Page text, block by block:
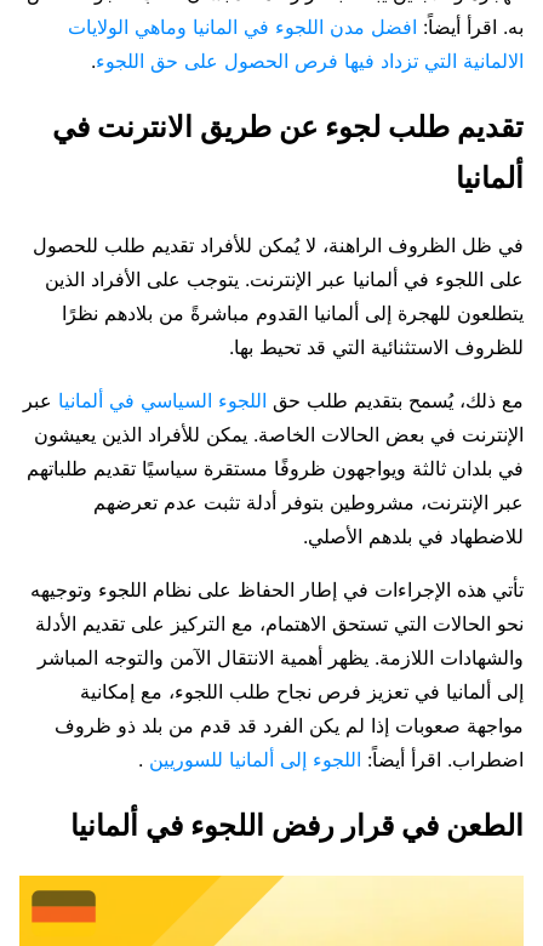
به. اقرأ أيضاً: افضل مدن اللجوء في المانيا وماهي الولايات
الالمانية التي تزداد فيها فرص الحصول على حق اللجوء.
تقديم طلب لجوء عن طريق الانترنت في
ألمانيا
في ظل الظروف الراهنة، لا يُمكن للأفراد تقديم طلب للحصول
على اللجوء في ألمانيا عبر الإنترنت. يتوجب على الأفراد الذين
يتطلعون للهجرة إلى ألمانيا القدوم مباشرةً من بلادهم نظرًا
للظروف الاستثنائية التي قد تحيط بها.
مع ذلك، يُسمح بتقديم طلب حق اللجوء السياسي في ألمانيا عبر
الإنترنت في بعض الحالات الخاصة. يمكن للأفراد الذين يعيشون
في بلدان ثالثة ويواجهون ظروفًا مستقرة سياسيًا تقديم طلباتهم
عبر الإنترنت، مشروطين بتوفر أدلة تثبت عدم تعرضهم
للاضطهاد في بلدهم الأصلي.
تأتي هذه الإجراءات في إطار الحفاظ على نظام اللجوء وتوجيهه
نحو الحالات التي تستحق الاهتمام، مع التركيز على تقديم الأدلة
والشهادات اللازمة. يظهر أهمية الانتقال الآمن والتوجه المباشر
إلى ألمانيا في تعزيز فرص نجاح طلب اللجوء، مع إمكانية
مواجهة صعوبات إذا لم يكن الفرد قد قدم من بلد ذو ظروف
اضطراب. اقرأ أيضاً: اللجوء إلى ألمانيا للسوريين .
الطعن في قرار رفض اللجوء في ألمانيا